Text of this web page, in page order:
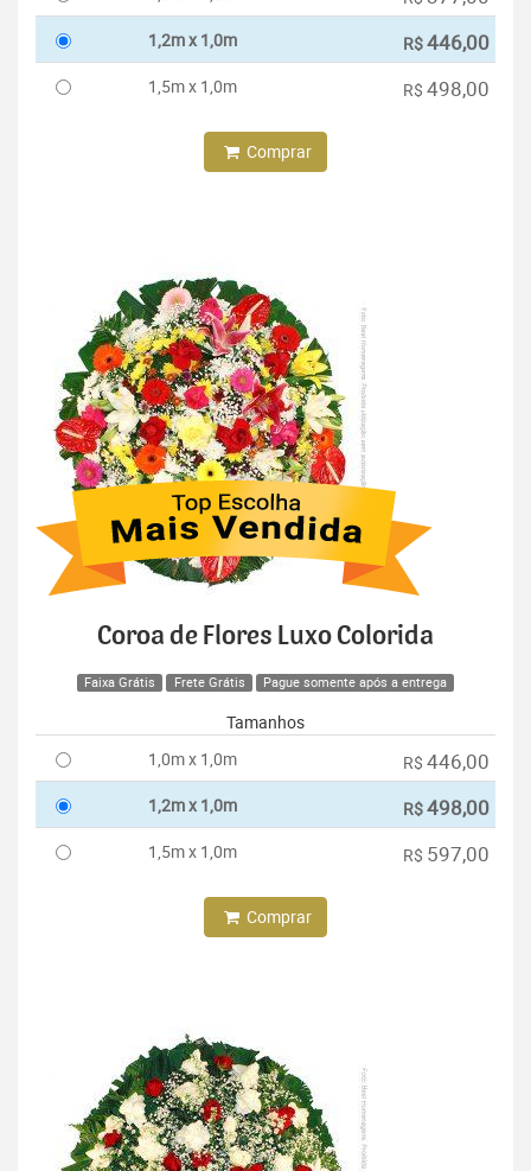
1,2m x 1,0m R$446,00
1,5m x 1,0m R$ 498,00
Comprar
Coroa de Flores Luxo Colorida
Faixa Grátis Frete Grátis Pague somente após a entrega
Tamanhos
1,0m x 1,0m
R$ 446,00
1,2m x 1,0m R$498,00
1,5m x 1,0m R$ 597,00
Comprar